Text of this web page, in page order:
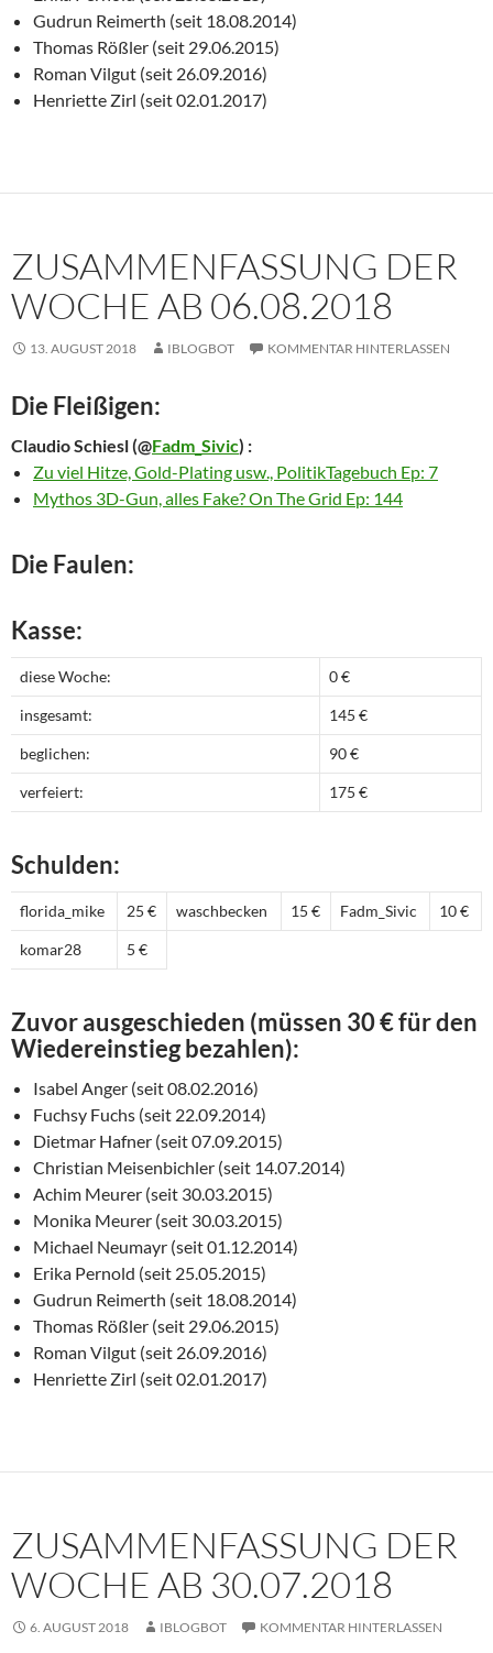
Gudrun Reimerth (seit 18.08.2014)
Thomas Rößler (seit 29.06.2015)
Roman Vilgut (seit 26.09.2016)
Henriette Zirl (seit 02.01.2017)
ZUSAMMENFASSUNG DER
WOCHE AB 06.08.2018
13. AUGUST 2018 IBLOGBOT KOMMENTAR HINTERLASSEN
Die Fleißigen:
Claudio Schiesl(@Fadm_Sivic) :
Zu viel Hitze, Gold-Plating usw., PolitikTagebuch Ep: 7
Mythos 3D-Gun, alles Fake? On The Grid Ep: 144
Die Faulen:
Kasse:
diese Woche: 0 €
insgesamt: 145 €
beglichen: 90 €
verfeiert: 175 €
Schulden:
florida_mike 25 € waschbecken 15 € Fadm_Sivic 10 €
komar28 5 €
Zuvor ausgeschieden (müssen 30 € für den
Wiedereinstieg bezahlen):
Isabel Anger (seit 08.02.2016)
Fuchsy Fuchs (seit 22.09.2014)
Dietmar Hafner (seit 07.09.2015)
Christian Meisenbichler (seit 14.07.2014)
Achim Meurer (seit 30.03.2015)
Monika Meurer (seit 30.03.2015)
Michael Neumayr (seit 01.12.2014)
Erika Pernold (seit 25.05.2015)
Gudrun Reimerth (seit 18.08.2014)
Thomas Rößler (seit 29.06.2015)
Roman Vilgut (seit 26.09.2016)
Henriette Zirl (seit 02.01.2017)
ZUSAMMENFASSUNG DER
WOCHE AB 30.07.2018
6. AUGUST 2018 IBLOGBOT KOMMENTAR HINTERLASSEN